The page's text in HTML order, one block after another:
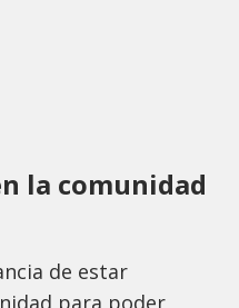
la comunidad
de estar
para poder